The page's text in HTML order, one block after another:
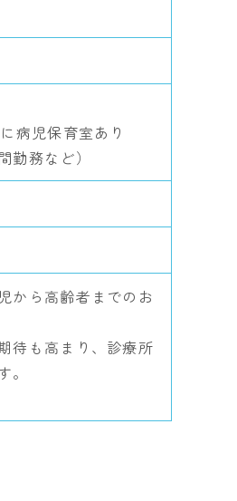
病児保育室あり
務など）
から高齢者までのお
待も高まり、診療所